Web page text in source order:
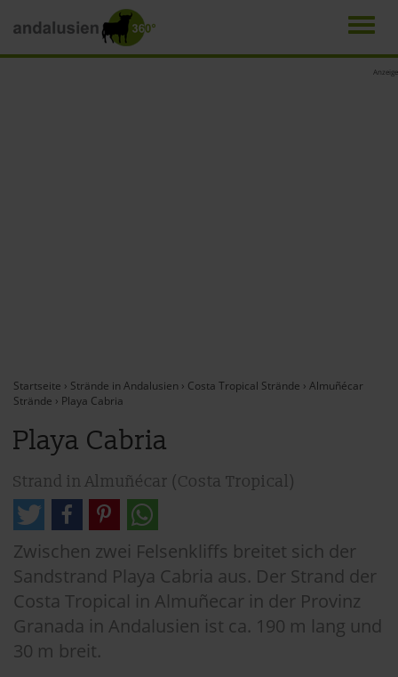
Anzeige
Startseite › Strände in Andalusien › Costa Tropical Strände › Almuñécar
Strände › Playa Cabria
Playa Cabria
Strand in Almuñécar (Costa Tropical)
Zwischen zwei Felsenkliffs breitet sich der
Sandstrand Playa Cabria aus. Der Strand der
Costa Tropical in Almuñecar in der Provinz
Granada in Andalusien ist ca. 190 m lang und
30 m breit.